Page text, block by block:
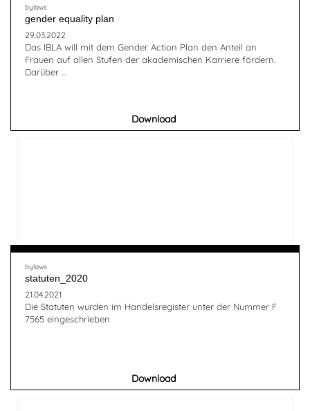
bylaws
gender equality plan
29.03.2022
Das IBLA will mit dem Gender Action Plan den Anteil an
Frauen auf allen Stufen der akademischen Karriere fördern.
Darüber …
Download
bylaws
statuten_2020
21.04.2021
Die Statuten wurden im Handelsregister unter der Nummer F
7565 eingeschrieben
Download